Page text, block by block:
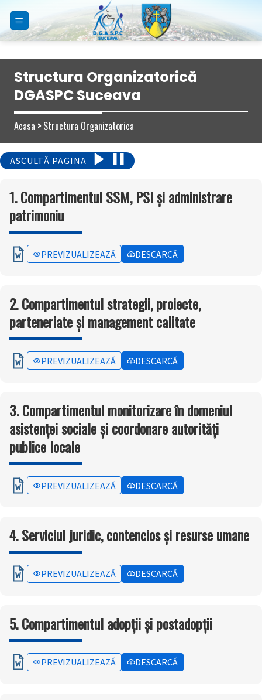
content
Structura Organizatorică
DGASPC Suceava
Acasa >Structura Organizatorica
ASCULTĂ PAGINA
1. Compartimentul SSM, PSI și administrare
patrimoniu
PREVIZUALIZEAZĂ DESCARCĂ
2. Compartimentul strategii, proiecte,
parteneriate și management calitate
PREVIZUALIZEAZĂ DESCARCĂ
3. Compartimentul monitorizare în domeniul
asistenței sociale și coordonare autorități
publice locale
PREVIZUALIZEAZĂ DESCARCĂ
4. Serviciul juridic, contencios și resurse umane
PREVIZUALIZEAZĂ DESCARCĂ
5. Compartimentul adopții și postadopții
PREVIZUALIZEAZĂ DESCARCĂ